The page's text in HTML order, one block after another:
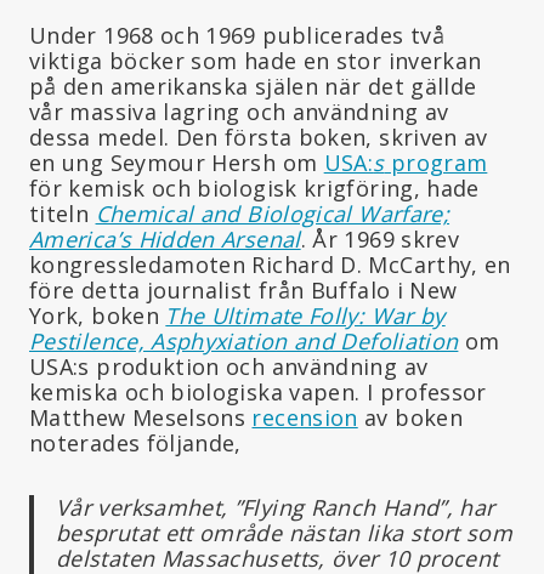
Under 1968 och 1969 publicerades två
viktiga böcker som hade en stor inverkan
på den amerikanska själen när det gällde
vår massiva lagring och användning av
dessa medel. Den första boken, skriven av
en ung Seymour Hersh om USA:sprogram
för kemisk och biologisk krigföring, hade
titeln Chemical and Biological Warfare;
America’s Hidden Arsenal. År 1969 skrev
kongressledamoten Richard D. McCarthy, en
före detta journalist från Buffalo i New
York, boken The Ultimate Folly: War by
Pestilence, Asphyxiation and Defoliationom
USA:s produktion och användning av
kemiska och biologiska vapen. I professor
Matthew Meselsons recension av boken
noterades följande,
Vår verksamhet, ”Flying Ranch Hand”, har
besprutat ett område nästan lika stort som
delstaten Massachusetts, över 10 procent